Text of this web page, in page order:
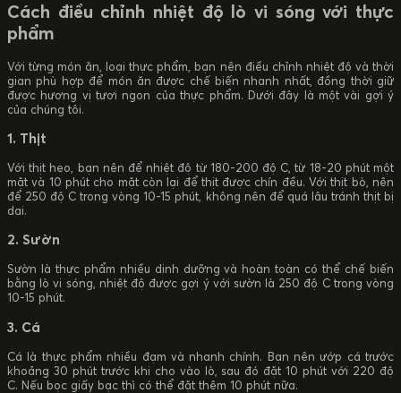
Cách điều chỉnh nhiệt độ lò vi sóng với thực
phẩm
Với từng món ăn, loại thực phẩm, bạn nên điều chỉnh nhiệt độ và thời
gian phù hợp để món ăn được chế biến nhanh nhất, đồng thời giữ
được hương vị tươi ngon của thực phẩm. Dưới đây là một vài gợi ý
của chúng tôi.
1. Thịt
Với thịt heo, bạn nên để nhiệt độ từ 180-200 độ C, từ 18-20 phút một
mặt và 10 phút cho mặt còn lại để thịt được chín đều. Với thịt bò, nên
để 250 độ C trong vòng 10-15 phút, không nên để quá lâu tránh thịt bị
dai.
2. Sườn
Sườn là thực phẩm nhiều dinh dưỡng và hoàn toàn có thể chế biến
bằng lò vi sóng, nhiệt độ được gợi ý với sườn là 250 độ C trong vòng
10-15 phút.
3. Cá
Cá là thực phẩm nhiều đạm và nhanh chính. Bạn nên ướp cá trước
khoảng 30 phút trước khi cho vào lò, sau đó đặt 10 phút với 220 độ
C. Nếu bọc giấy bạc thì có thể đặt thêm 10 phút nữa.